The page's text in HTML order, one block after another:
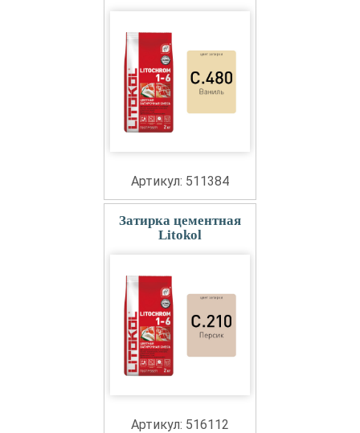
Артикул: 511384
Затирка цементная
Litokol
Артикул: 516112